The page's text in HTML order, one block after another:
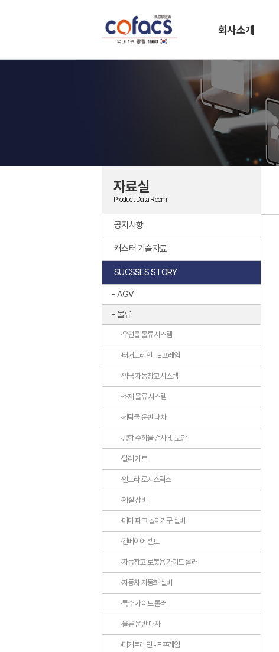
회사소개
자료실
Product Data Room
공지사항
캐스터 기술자료
SUCSSES STORY
AGV
물류
우편물 물류 시스템
터거트레인 - E 프레임
약국 자동창고 시스템
소재 물류 시스템
세탁물 운반 대차
공항 수하물 검사 및 보안
달리 카트
인트라 로지스틱스
제설 장비
테마 파크 놀이기구 설비
컨베이어 벨트
자동창고 로봇용 가이드 롤러
자동차 자동화 설비
특수 가이드 롤러
물류 운반 대차
터거트레인 - E 프레임